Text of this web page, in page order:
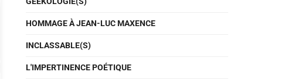
HOMMAGE À JEAN-LUC MAXENCE
INCLASSABLE(S)
L'IMPERTINENCE POÉTIQUE